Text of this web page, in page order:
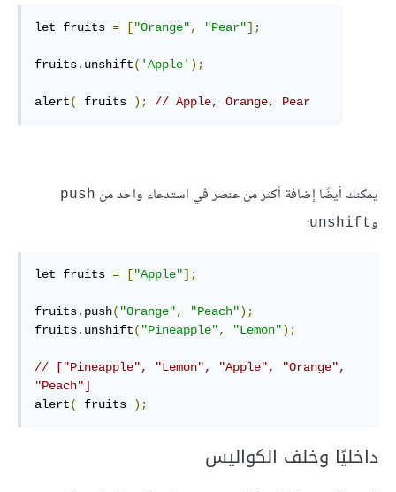
let fruits = ["Orange", "Pear"];
fruits. unshift( 'Apple' );
alert( fruits ); // Apple, Orange, Pear
يمكنك أيضًا إضافة أكثر من عنصر في استدعاء واحد من push
وunshift
:
let fruits = ["Apple"];
fruits. push( "Orange", "Peach");
fruits. unshift( "Pineapple", "Lemon");
// ["Pineapple", "Lemon", "Apple", "Orange",
"Peach"]
alert( fruits );
داخليًا وخلف الكواليس